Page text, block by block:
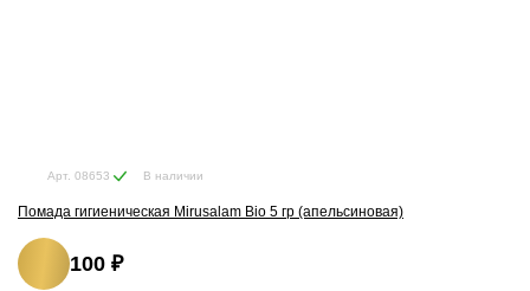
Арт. 08653 В наличии
Помада гигиеническая Mirusalam Bio 5 гр (апельсиновая)
100 ₽